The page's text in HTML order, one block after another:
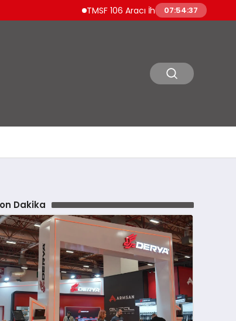
TMSF 106 Aracı İhaleyle Satışa Sunuyor
07:54:38
Dakika